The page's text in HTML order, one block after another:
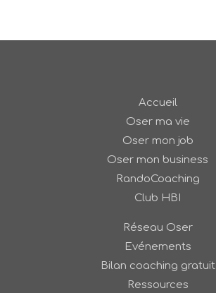
Accueil
Oser ma vie
Oser mon job
Oser mon business
RandoCoaching
Club HBI
Réseau Oser
Evénements
Bilan coaching gratuit
Ressources